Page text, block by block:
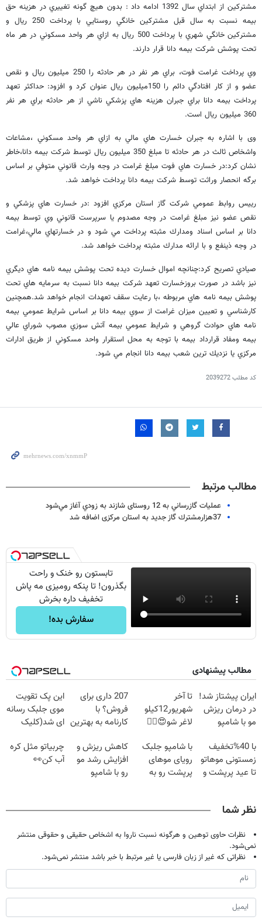
مشتركين از ابتداي سال 1392 ادامه داد : بدون هيچ گونه تغييري در هزينه حق
بيمه نسبت به سال قبل مشتركين خانگي روستايي با پرداخت 250 ريال و
مشتركين خانگي شهري با پرداخت 500 ريال به ازاي هر واحد مسكوني در هر ماه
تحت پوشش شركت بيمه دانا قرار دارند.
وي پرداخت غرامت فوت، براي هر نفر در هر حادثه را 250 ميليون ريال و نقص
عضو و از كار افتادگي دائم را 150ميليون ريال عنوان كرد و افزود: حداكثر تعهد
پرداخت بيمه دانا براي جبران هزينه هاي پزشكي ناشي از هر حادثه براي هر نفر
360 ميليون ريال است.
وی با اشاره به جبران خسارت هاي مالي به ازاي هر واحد مسكوني ،مشاعات
واشخاص ثالث در هر حادثه تا مبلغ 350 ميليون ريال توسط شركت بيمه دانا،خاطر
نشان كرد:در خسارت هاي فوت مبلغ غرامت در وجه وارث قانوني متوفي بر اساس
برگه انحصار وراثت توسط شركت بيمه دانا پرداخت خواهد شد.
رييس روابط عمومي شركت گاز استان مركزي افزود :در خسارت هاي پزشكي و
نقص عضو نيز مبلغ غرامت در وجه مصدوم يا سرپرست قانوني وي توسط بيمه
دانا بر اساس اسناد ومدارك مثبته پرداخت مي شود و در خسارتهاي مالي،غرامت
در وجه ذينفع و با ارائه مدارك مثبته پرداخت خواهد شد.
صيادي تصريح کرد:چنانچه اموال خسارت ديده تحت پوشش بيمه نامه هاي ديگري
نيز باشد در صورت بروزخسارت تعهد شركت بيمه دانا نسبت به سرمايه هاي تحت
پوشش بيمه نامه هاي مربوطه ،با رعايت سقف تعهدات انجام خواهد شد.همچنين
كارشناسي و تعيين ميزان غرامت از سوي بيمه دانا بر اساس شرايط عمومي بيمه
نامه هاي حوادث گروهي و شرايط عمومي بيمه آتش سوزي مصوب شوراي عالي
بيمه ومفاد قرارداد بيمه با توجه به محل استقرار واحد مسكوني از طريق ادارات
مركزي يا نزديك ترين شعب بيمه دانا انجام مي شود.
کد مطلب2039272
مطالب مرتبط
عمليات گازرساني به 12 روستای شازند به زودي آغاز مي‌شود
37هزارمشترك گاز جدید به استان مرکزی اضافه شد
تابستون رو خنک و راحت
بگذرون! تا پنکه رومیزی مه پاش
تخفیف داره بخرش
سفارش بده!
مطالب پیشنهادی
ایران پیشتاز شد!
در درمان ریزش
مو با شامپو
تا آخر
شهریور12کیلو
لاغر شو😍👌🏻
207 داری برای
فروش؟ با
کارنامه به بهترین
این پک تقویت
موی جلبک رسانه
ای شد(کلیک
بیشتر)
با 40%تخفیف
زمستونی موهاتو
تا عید پرپشت و
با شامپو جلبک
رویای موهای
پرپشت رو به
کاهش ریزش و
افزایش رشد مو
رو با شامپو
چربیاتو مثل کره
آب کن👀
نظر شما
نظرات حاوی توهین و هرگونه نسبت ناروا به اشخاص حقیقی و حقوقی منتشر
نمی‌شود.
نظراتی که غیر از زبان فارسی یا غیر مرتبط با خبر باشد منتشر نمی‌شود.